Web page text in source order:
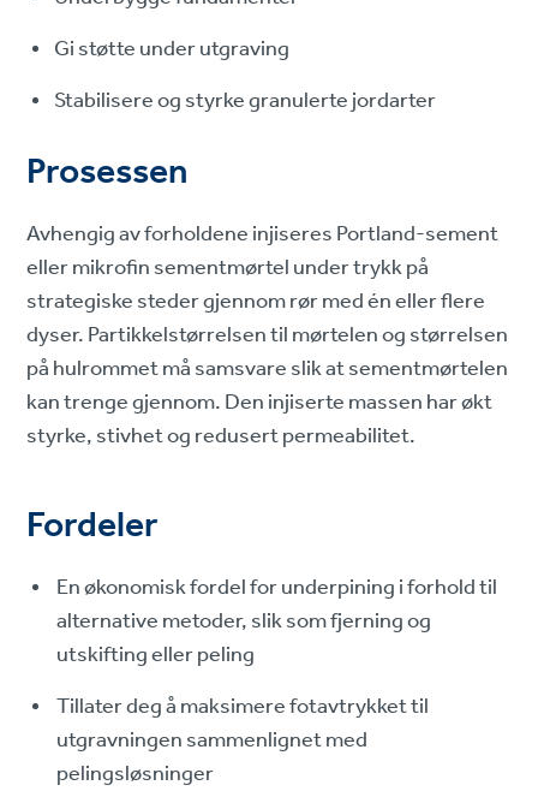
Gi støtte under utgraving
Stabilisere og styrke granulerte jordarter
Prosessen
Avhengig av forholdene injiseres Portland-sement
eller mikrofin sementmørtel under trykk på
strategiske steder gjennom rør med én eller flere
dyser. Partikkelstørrelsen til mørtelen og størrelsen
på hulrommet må samsvare slik at sementmørtelen
kan trenge gjennom. Den injiserte massen har økt
styrke, stivhet og redusert permeabilitet.
Fordeler
En økonomisk fordel for underpining i forhold til
alternative metoder, slik som fjerning og
utskifting eller peling
Tillater deg å maksimere fotavtrykket til
utgravningen sammenlignet med
pelingsløsninger